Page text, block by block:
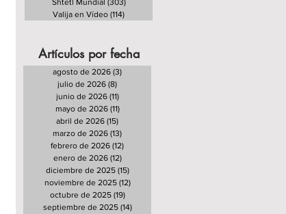
Shtetl Mundial (303)303 entradas
Valija en Vídeo (114)
Artículos por fecha
agosto de 2026 (3)
julio de 2026 (8)
junio de 2026 (11)11 entradas
mayo de 2026 (11)11 entradas
abril de 2026 (15)
marzo de 2026 (13)
febrero de 2026 (12)
enero de 2026 (12)12 entradas
diciembre de 2025 (15)15 entradas
noviembre de 2025 (12)12 entradas
octubre de 2025 (19)19 entradas
septiembre de 2025 (14)14 entradas